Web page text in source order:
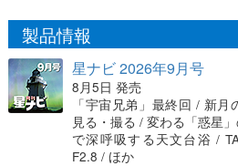
製品情報
星ナビ 2026年9月号
8月5日 発売
「宇宙兄弟」最終回 / 新月
見る・撮る / 変わる「惑星
で深呼吸する天文台浴 /
F2.8 / ほか